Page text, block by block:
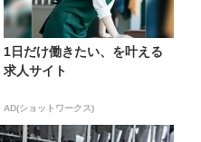
1日だけ働きたい、を叶える
求人サイト
AD(ショットワークス)